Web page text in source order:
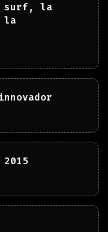
surf, la
la